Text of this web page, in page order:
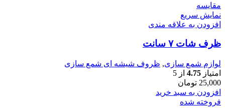
مقايسه
نمایش سریع
افزودن به علاقه مندی
ظرف شات ۷ سانت
لوازم شمع سازی, ظروف شیشه ای شمع سازی
امتیاز 4.75 از 5
25,000 تومان
افزودن به سبد خرید
فروخته شده